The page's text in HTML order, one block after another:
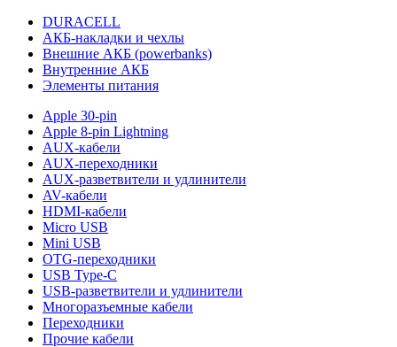
DURACELL
АКБ-накладки и чехлы
Внешние АКБ (powerbanks)
Внутренние АКБ
Элементы питания
Apple 30-pin
Apple 8-pin Lightning
AUX-кабели
AUX-переходники
AUX-разветвители и удлинители
AV-кабели
HDMI-кабели
Micro USB
Mini USB
OTG-переходники
USB Type-C
USB-разветвители и удлинители
Многоразъемные кабели
Переходники
Прочие кабели